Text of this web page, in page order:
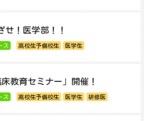
せ！医学部！！
ス 高校生予備校生 医学生
床教育セミナー」開催！
ス 高校生予備校生 医学生 研修医